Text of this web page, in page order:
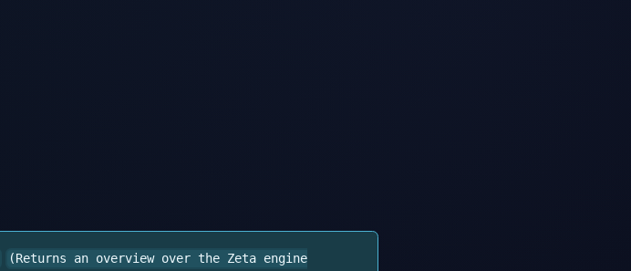
(Returns an overview over the Zeta engine